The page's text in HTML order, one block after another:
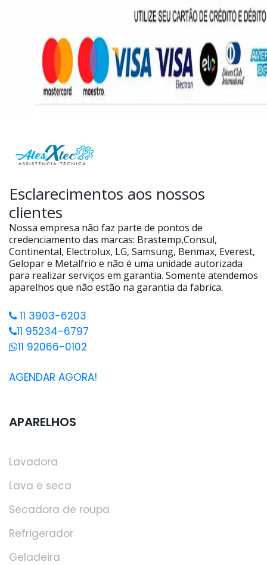
Esclarecimentos aos nossos
clientes
Nossa empresa não faz parte de pontos de
credenciamento das marcas: Brastemp,Consul,
Continental, Electrolux, LG, Samsung, Benmax, Everest,
Gelopar e Metalfrio e não é uma unidade autorizada
para realizar serviços em garantia. Somente atendemos
aparelhos que não estão na garantia da fabrica.
11 3903-6203
11 95234-6797
11 92066-0102
AGENDAR AGORA!
APARELHOS
Lavadora
Lava e seca
Secadora de roupa
Refrigerador
Geladeira